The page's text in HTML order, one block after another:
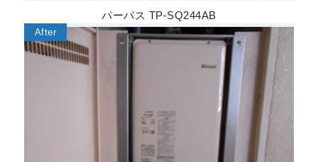
パーパス TP-SQ244AB